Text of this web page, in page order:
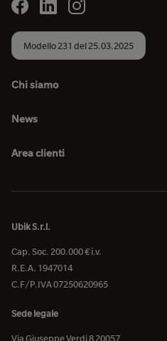
Modello 231 del 25.03.2025
Chi siamo
News
Area clienti
Ubik S.r.l.
Cap. Soc. 200.000 € i.v.
R.E.A. 1947014
C.F/P.IVA 07250620965
Sede legale
Via Giuseppe Verdi 8 20057